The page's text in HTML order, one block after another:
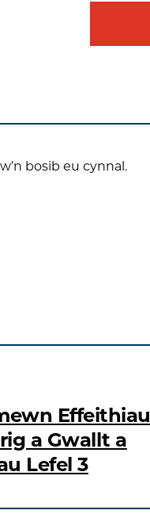
bosib eu cynnal.
Effeithiau
a Gwallt a
Lefel 3